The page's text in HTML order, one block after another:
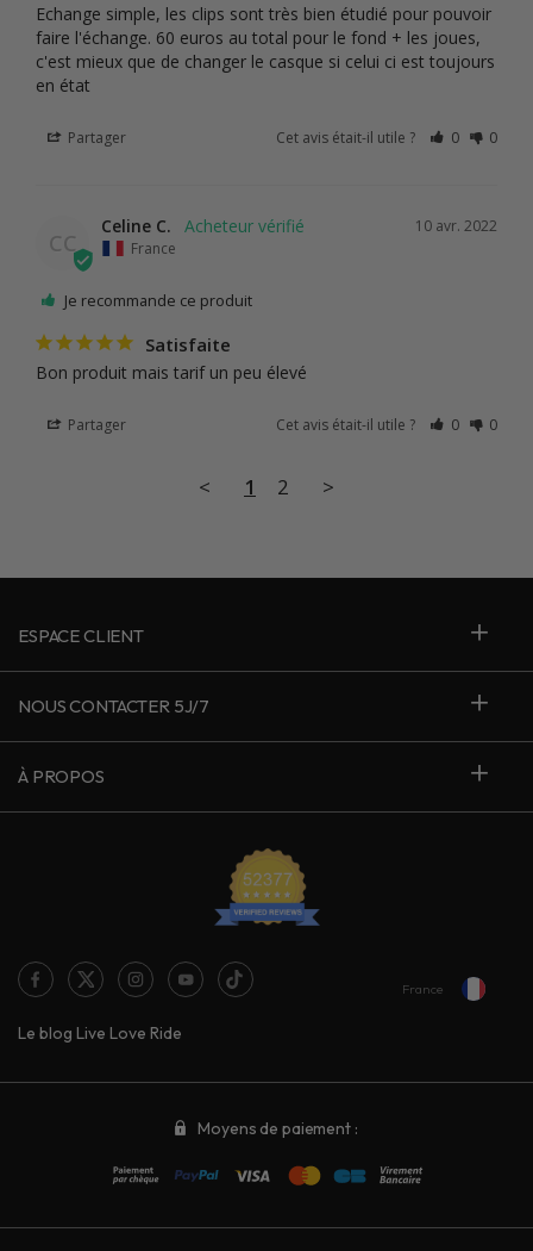
Echange simple, les clips sont très bien étudié pour pouvoir
faire l'échange. 60 euros au total pour le fond + les joues,
c'est mieux que de changer le casque si celui ci est toujours
en état
Partager Cet avis était-il utile ? 0 0
CC
10 avr. 2022
Celine C.
France
Je recommande ce produit
Satisfaite
Bon produit mais tarif un peu élevé
Partager Cet avis était-il utile ? 0 0
< 1 2 >
ESPACE CLIENT
NOUS CONTACTER 5J/7
À PROPOS
Le blog Live Love Ride
France
Moyens de paiement :